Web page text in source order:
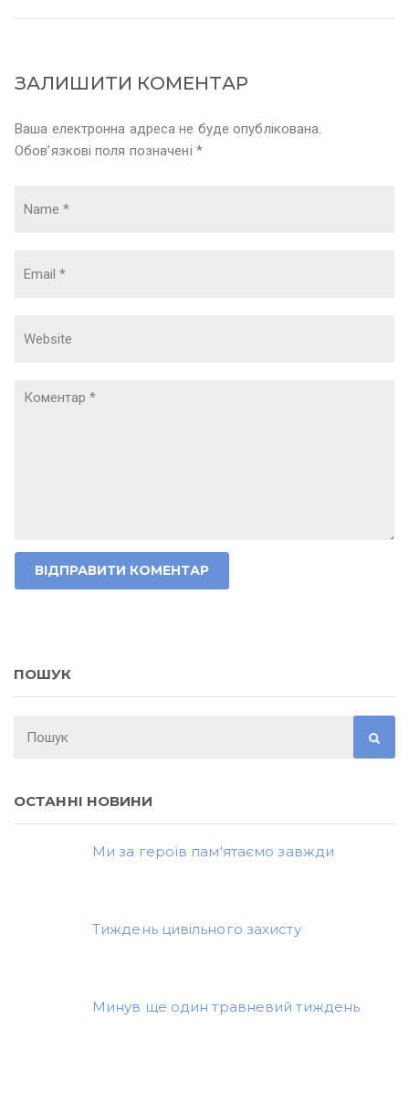
ЗАЛИШИТИ КОМЕНТАР
Ваша електронна адреса не буде опублікована.
Обов’язкові поля позначені *
ПОШУК
ОСТАННІ НОВИНИ
Ми за героїв пам'ятаємо завжди
Тиждень цивільного захисту
Минув ще один травневий тиждень